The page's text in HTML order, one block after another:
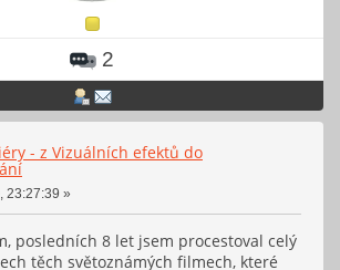
2
- z Vizuálních efektů do
23:27:39 »
posledních 8 let jsem procestoval celý
těch světoznámých filmech, které